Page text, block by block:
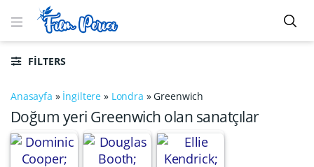
FILTERS
Anasayfa » İngiltere » Londra »Greenwich
Doğum yeri Greenwich olan sanatçılar